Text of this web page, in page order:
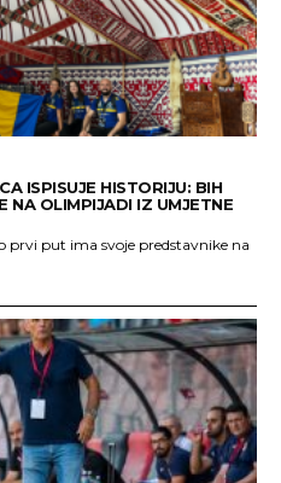
ISPISUJE HISTORIJU: BIH
NA OLIMPIJADI IZ UMJETNE
prvi put ima svoje predstavnike na